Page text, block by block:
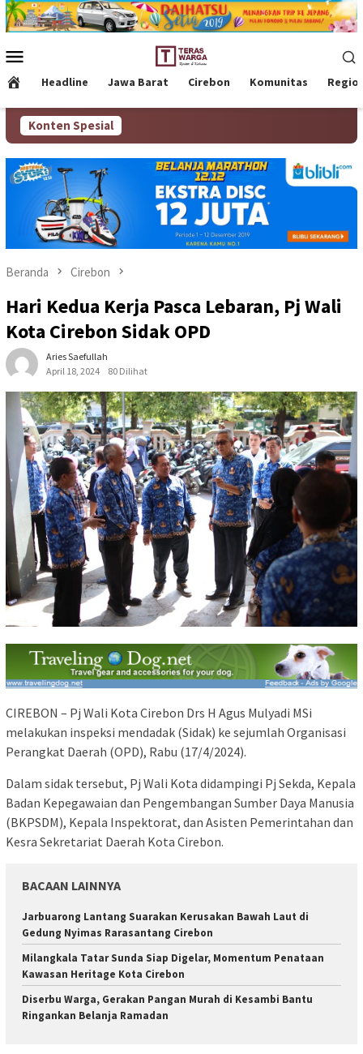
Loncat
ke
Mobile
Headline Jawa Barat Cirebon Komunitas
Konten Spesial
Beranda Cirebon
Hari Kedua Kerja Pasca Lebaran, Pj Wali
Kota Cirebon Sidak OPD
Aries Saefullah
April 18, 2024
80 Dilihat
CIREBON – Pj Wali Kota Cirebon Drs H Agus Mulyadi MSi
melakukan inspeksi mendadak (Sidak) ke sejumlah Organisasi
Perangkat Daerah (OPD), Rabu (17/4/2024).
Dalam sidak tersebut, Pj Wali Kota didampingi Pj Sekda, Kepala
Badan Kepegawaian dan Pengembangan Sumber Daya Manusia
(BKPSDM), Kepala Inspektorat, dan Asisten Pemerintahan dan
Kesra Sekretariat Daerah Kota Cirebon.
BACAAN LAINNYA
Jarbuarong Lantang Suarakan Kerusakan Bawah Laut di
Gedung Nyimas Rarasantang Cirebon
Milangkala Tatar Sunda Siap Digelar, Momentum Penataan
Kawasan Heritage Kota Cirebon
Diserbu Warga, Gerakan Pangan Murah di Kesambi Bantu
Ringankan Belanja Ramadan